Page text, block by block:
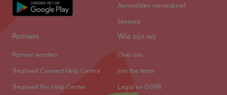
Aanmelden nieuwsbrief
Sitemap
Partners
Partner worden
Treatwell Connect Help Centre
Treatwell Pro Help Center
Wie zijn wij
Over ons
Join the team
Legal en GDPR